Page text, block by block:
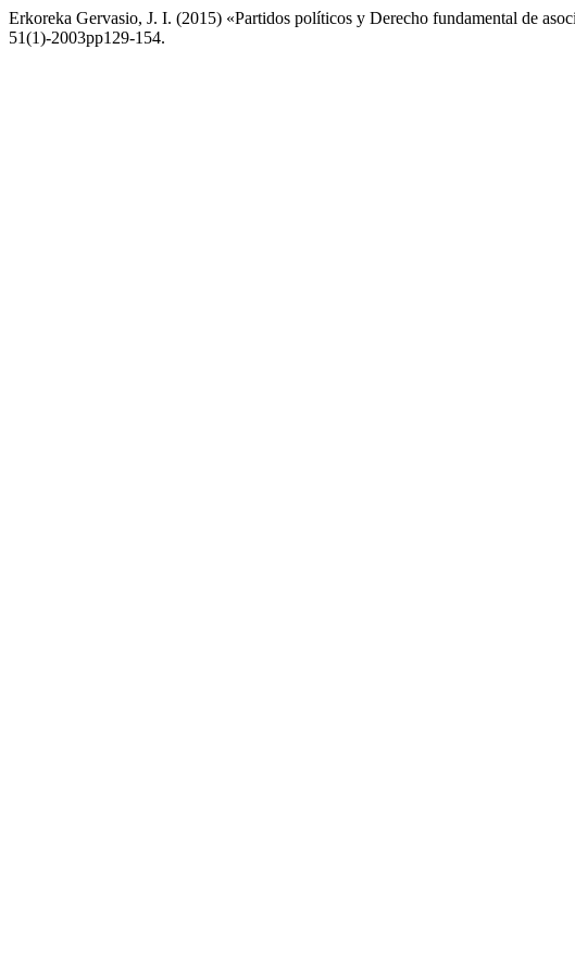
Erkoreka Gervasio, J. I. (2015) «Partidos políticos y Derecho fundamental de
51(1)-2003pp129-154.